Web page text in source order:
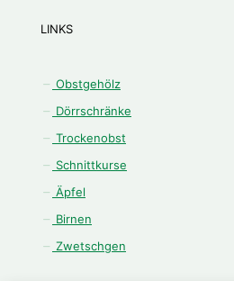
LINKS
Obstgehölz
Dörrschränke
Trockenobst
Schnittkurse
Äpfel
Birnen
Zwetschgen